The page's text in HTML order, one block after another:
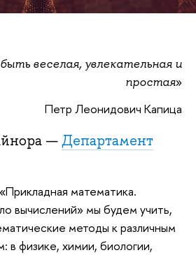
веселая, увлекательная и
простая»
Петр Леонидович Капица
—Департамент
математика.
вычислений» мы будем учить,
методы к различным
в физике, химии, биологии,